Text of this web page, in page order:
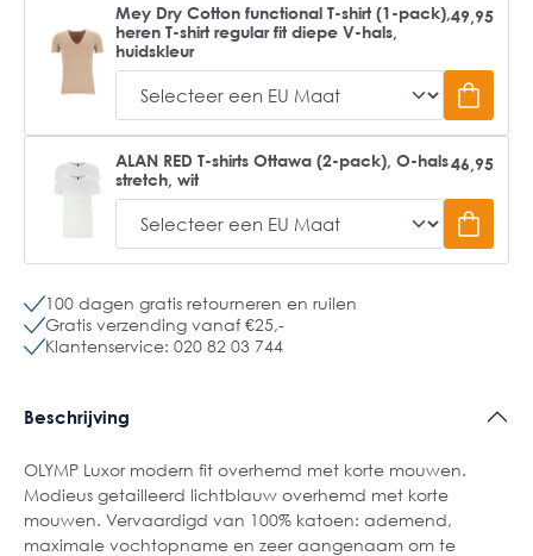
Mey Dry Cotton functional T-shirt (1-pack),
heren T-shirt regular fit diepe V-hals,
huidskleur
49,95
ALAN RED T-shirts Ottawa (2-pack), O-hals
stretch, wit
46,95
100 dagen gratis retourneren en ruilen
Gratis verzending vanaf €25,-
Klantenservice: 020 82 03 744
Beschrijving
OLYMP Luxor modern fit overhemd met korte mouwen.
Modieus getailleerd lichtblauw overhemd met korte
mouwen. Vervaardigd van 100% katoen: ademend,
maximale vochtopname en zeer aangenaam om te